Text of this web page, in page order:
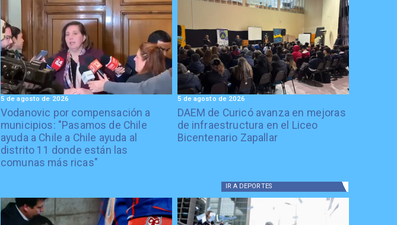
Vodanovic por compensación a
municipios: "Pasamos de Chile
ayuda a Chile a Chile ayuda al
distrito 11 donde están las
comunas más ricas"
5 de agosto de 2026
DAEM de Curicó avanza en mejoras
de infraestructura en el Liceo
Bicentenario Zapallar
5 de agosto de 2026
IR A DEPORTES